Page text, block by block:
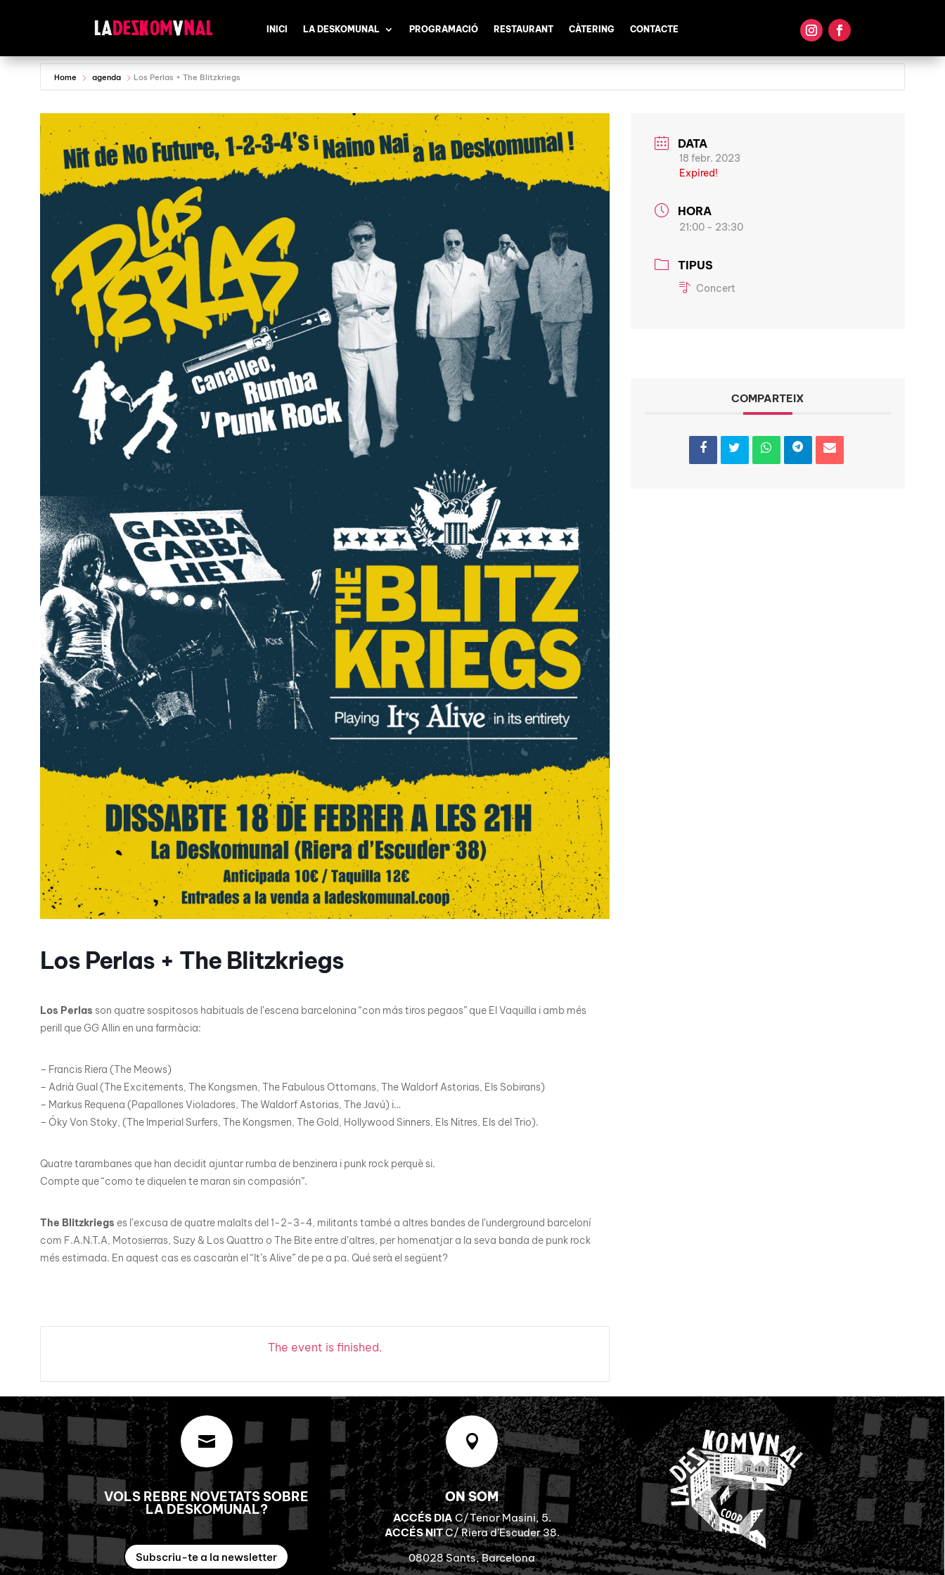
INICI LA DESKOMUNAL PROGRAMACIÓ RESTAURANT CÀTERING CONTACTE
Home agenda Los Perlas + The Blitzkriegs
Los Perlas + The Blitzkriegs
Los Perlas son quatre sospitosos habituals de l’escena barcelonina “con más tiros pegaos” que El Vaquilla i amb més
perill que GG Allin en una farmàcia:
– Francis Riera (The Meows)
– Adrià Gual (The Excitements, The Kongsmen, The Fabulous Ottomans, The Waldorf Astorias, Els Sobirans)
– Markus Requena (Papallones Violadores, The Waldorf Astorias, The Javú) i…
– Óky Von Stoky, (The Imperial Surfers, The Kongsmen, The Gold, Hollywood Sinners, Els Nitres, Els del Trio).
Quatre tarambanes que han decidit ajuntar rumba de benzinera i punk rock perquè si.
Compte que “como te diquelen te maran sin compasión”.
The Blitzkriegs es l’excusa de quatre malalts del 1-2-3-4, militants també a altres bandes de l’underground barceloní
com F.A.N.T.A, Motosierras, Suzy & Los Quattro o The Bite entre d’altres, per homenatjar a la seva banda de punk rock
més estimada. En aquest cas es cascaràn el “It’s Alive” de pe a pa. Qué serà el següent?
The event is finished.
DATA
18 febr. 2023
Expired!
HORA
21:00 - 23:30
TIPUS
Concert
COMPARTEIX

VOLS REBRE NOVETATS SOBRE
LA DESKOMUNAL?
Subscriu-te a la newsletter

ON SOM
ACCÉS DIA C/Tenor Masini, 5.
ACCÉS NITC/ Riera d’Escuder 38.
08028 Sants, Barcelona